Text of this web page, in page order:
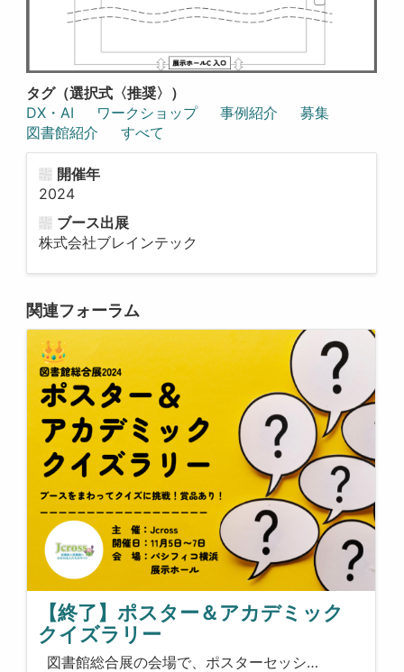
タグ（選択式〈推奨〉）
DX・AI
ワークショップ 事例紹介
募集
図書館紹介
すべて
開催年
2024
ブース出展
株式会社ブレインテック
関連フォーラム
【終了】ポスター＆アカデミック
クイズラリー
図書館総合展の会場で、ポスターセッシ…